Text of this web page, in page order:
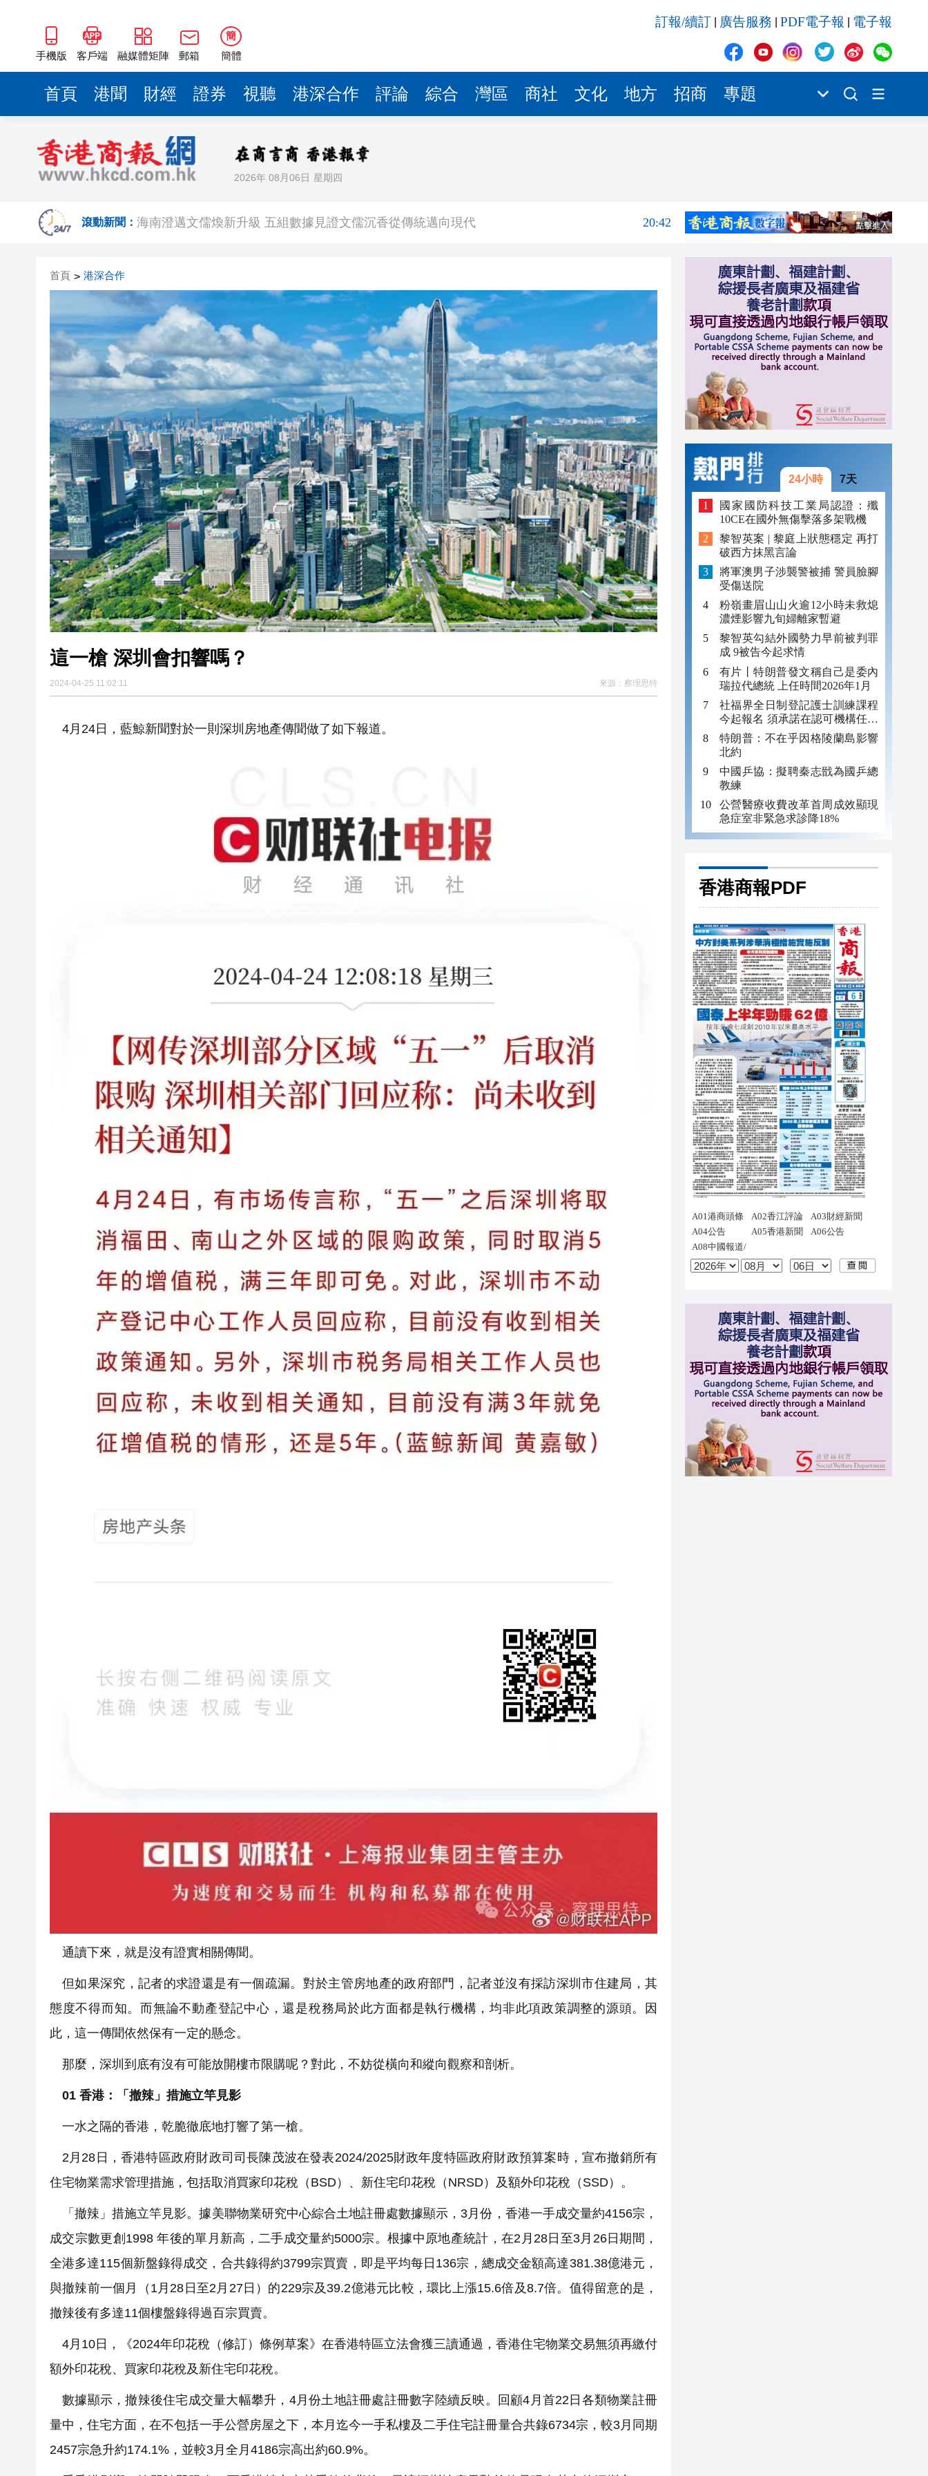
手機版 客戶端 融媒體矩陣 郵箱
簡
簡體
訂報/續訂 廣告服務 PDF電子報 電子報
首頁 港聞 財經 證券 視聽 港深合作 評論 綜合 灣區 商社 文化 地方 招商 專題
2026年 08月06日 星期四
滾動新聞：
梁振英率港區全國政協委員考察團來瓊考察
20:42
2025年海南儋州以舊換新帶動消費約18億元
山東26戶省屬國企去年合計營收2.58萬億 利潤總額近936億
20:40
閩粵贛三地漢樂藝術家齊聚深圳，共奏客家文化傳承新篇章
黎智英案｜吳良好：依法公正處理黎智英求情 罪證如山豈能妄想輕判
海南澄邁文儒煥新升級 五組數據見證文儒沉香從傳統邁向現代
20:42
山東26戶省屬國企去年合計營收2.58萬億 利潤總額近936億
20:40
瀋陽鐵西校園閱讀活動解鎖閱讀新玩法
閩粵贛三地漢樂藝術家齊聚深圳，共奏客家文化傳承新篇章
20:34
黎智英案｜吳良好：依法公正處理黎智英求情 罪證如山豈能妄想輕判
21:08
50餘位頂尖專家共話時代命題
20:55
海南澄邁文儒煥新升級 五組數據見證文儒沉香從傳統邁向現代
20:42
梁振英率港區全國政協委員考察團來瓊考察
20:42
2025年海南儋州以舊換新帶動消費約18億元
20:41
山東26戶省屬國企去年合計營收2.58萬億 利潤總額近936億
20:40
瀋陽鐵西校園閱讀活動解鎖閱讀新玩法
20:39
閩粵贛三地漢樂藝術家齊聚深圳，共奏客家文化傳承新篇章
20:34
首頁 > 港深合作
這一槍 深圳會扣響嗎？
2024-04-25 11:02:11 來源： 察理思特
4月24日，藍鯨新聞對於一則深圳房地產傳聞做了如下報道。
通讀下來，就是沒有證實相關傳聞。
但如果深究，記者的求證還是有一個疏漏。對於主管房地產的政府部門，記者並沒有採訪深圳市住建局，其
態度不得而知。而無論不動產登記中心，還是稅務局於此方面都是執行機構，均非此項政策調整的源頭。因
此，這一傳聞依然保有一定的懸念。
那麼，深圳到底有沒有可能放開樓市限購呢？對此，不妨從橫向和縱向觀察和剖析。
01 香港： 「 撤辣 」 措施立竿見影
一水之隔的香港，乾脆徹底地打響了第一槍。
2月28日，香港特區政府財政司司長陳茂波在發表2024/2025財政年度特區政府財政預算案時，宣布撤銷所有
住宅物業需求管理措施，包括取消買家印花稅（BSD）、新住宅印花稅（NRSD）及額外印花稅（SSD）。
「撤辣」措施立竿見影。據美聯物業研究中心綜合土地註冊處數據顯示，3月份，香港一手成交量約4156宗，
成交宗數更創1998 年後的單月新高，二手成交量約5000宗。根據中原地產統計，在2月28日至3月26日期間，
全港多達115個新盤錄得成交，合共錄得約3799宗買賣，即是平均每日136宗，總成交金額高達381.38億港元，
與撤辣前一個月（1月28日至2月27日）的229宗及39.2億港元比較，環比上漲15.6倍及8.7倍。值得留意的是，
撤辣後有多達11個樓盤錄得過百宗買賣。
4月10日，《2024年印花稅（修訂）條例草案》在香港特區立法會獲三讀通過，香港住宅物業交易無須再繳付
額外印花稅、買家印花稅及新住宅印花稅。
數據顯示，撤辣後住宅成交量大幅攀升，4月份土地註冊處註冊數字陸續反映。回顧4月首22日各類物業註冊
量中，住宅方面，在不包括一手公營房屋之下，本月迄今一手私樓及二手住宅註冊量合共錄6734宗，較3月同期
2457宗急升約174.1%，並較3月全月4186宗高出約60.9%。
24小時 7天
國家國防科技工業局認證：殲
10CE在國外無傷擊落多架戰機
黎智英案 | 黎庭上狀態穩定 再打
破西方抹黑言論
將軍澳男子涉襲警被捕 警員臉腳
受傷送院
粉嶺畫眉山山火逾12小時未救熄
濃煙影響九旬婦離家暫避
黎智英勾結外國勢力早前被判罪
成 9被告今起求情
有片丨特朗普發文稱自己是委內
瑞拉代總統 上任時間2026年1月
社福界全日制登記護士訓練課程
今起報名 須承諾在認可機構任職
至少三年
特朗普：不在乎因格陵蘭島影響
北約
中國乒協：擬聘秦志戩為國乒總
教練
公營醫療收費改革首周成效顯現
急症室非緊急求診降18%
香港商報PDF